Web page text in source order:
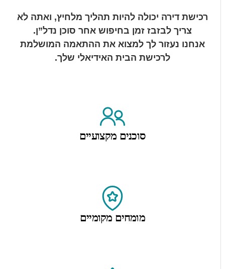
רכישת דירה יכולה להיות תהליך מלחיץ, ואתה לא
צריך לבזבז זמן בחיפוש אחר סוכן נדל”ן.
אנחנו נעזור לך למצוא את ההתאמה המושלמת
לרכישת הבית האידיאלי שלך.
סוכנים מקצועיים
מומחים מקומיים